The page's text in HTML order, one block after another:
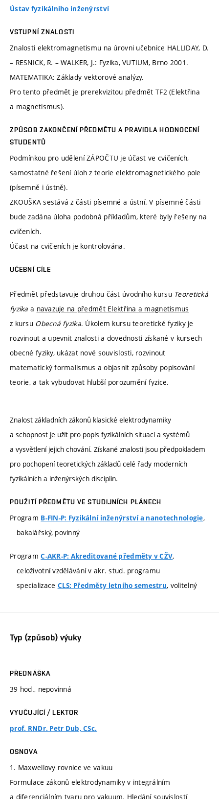
Ústav fyzikálního inženýrství
VSTUPNÍ ZNALOSTI
Znalosti elektromagnetismu na úrovni učebnice HALLIDAY, D.
– RESNICK, R. – WALKER, J.: Fyzika, VUTIUM, Brno 2001.
MATEMATIKA: Základy vektorové analýzy.
Pro tento předmět je prerekvizitou předmět TF2 (Elektřina
a magnetismus).
ZPŮSOB ZAKONČENÍ PŘEDMĚTU A PRAVIDLA HODNOCENÍ
STUDENTŮ
Podmínkou pro udělení ZÁPOČTU je účast ve cvičeních,
samostatné řešení úloh z teorie elektromagnetického pole
(písemně i ústně).
ZKOUŠKA sestává z části písemné a ústní. V písemné části
bude zadána úloha podobná příkladům, které byly řešeny na
cvičeních.
Účast na cvičeních je kontrolována.
UČEBNÍ CÍLE
Předmět představuje druhou část úvodního kursu Teoretická
fyzika a navazuje na předmět Elektřina a magnetismus
z kursu Obecná fyzika. Úkolem kursu teoretické fyziky je
rozvinout a upevnit znalosti a dovednosti získané v kursech
obecné fyziky, ukázat nové souvislosti, rozvinout
matematický formalismus a objasnit způsoby popisování
teorie, a tak vybudovat hlubší porozumění fyzice.
Znalost základních zákonů klasické elektrodynamiky
a schopnost je užít pro popis fyzikálních situací a systémů
a vysvětlení jejich chování. Získané znalosti jsou předpokladem
pro pochopení teoretických základů celé řady moderních
fyzikálních a inženýrských disciplin.
POUŽITÍ PŘEDMĚTU VE STUDIJNÍCH PLÁNECH
Program B-FIN-P: Fyzikální inženýrství a nanotechnologie,
bakalářský, povinný
ProgramC-AKR-P: Akreditované předměty v CŽV,
celoživotní vzdělávání v akr. stud. programu
specializace CLS: Předměty letního semestru, volitelný
Typ (způsob) výuky
PŘEDNÁŠKA
39 hod., nepovinná
VYUČUJÍCÍ / LEKTOR
prof. RNDr. Petr Dub, CSc.
OSNOVA
1. Maxwellovy rovnice ve vakuu
Formulace zákonů elektrodynamiky v integrálním
a diferenciálním tvaru pro vakuum. Hledání souvislostí